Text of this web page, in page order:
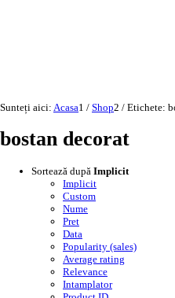
Sunteți aici: Acasa1 / Shop2 / Etichete:
bostan decorat
Sortează după Implicit
Implicit
Custom
Nume
Pret
Data
Popularity (sales)
Average rating
Relevance
Intamplator